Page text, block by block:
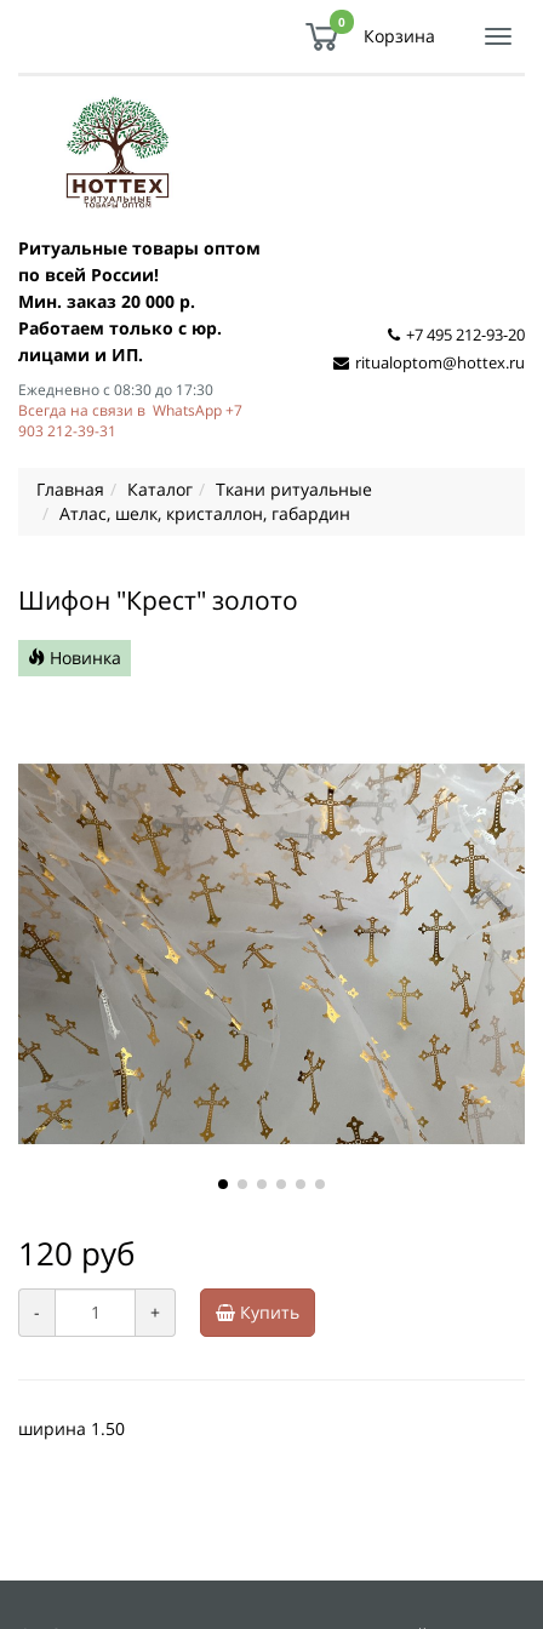
0
Корзина
Ритуальные товары оптом
по всей России!
Мин. заказ 20 000 р.
Работаем только с юр.
лицами и ИП.
Ежедневно с 08:30 до 17:30
Всегда на связи в WhatsApp +7
903 212-39-31
+7 495 212-93-20
ritualoptom@hottex.ru
Главная Каталог
Ткани ритуальные
Атлас, шелк, кристаллон, габардин
Шифон "Крест" золото
Новинка
120 руб
- + Купить
ширина 1.50